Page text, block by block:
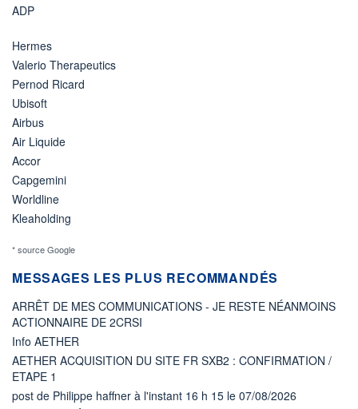
ADP
Hermes
Valerio Therapeutics
Pernod Ricard
Ubisoft
Airbus
Air Liquide
Accor
Capgemini
Worldline
Kleaholding
* source Google
MESSAGES LES PLUS RECOMMANDÉS
ARRÊT DE MES COMMUNICATIONS - JE RESTE NÉANMOINS
ACTIONNAIRE DE 2CRSI
Info AETHER
AETHER ACQUISITION DU SITE FR SXB2 : CONFIRMATION /
ETAPE 1
post de Philippe haffner à l'instant 16 h 15 le 07/08/2026